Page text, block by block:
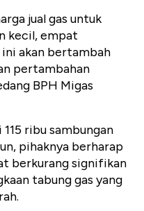
jual gas untuk
kecil, empat
akan bertambah
pertambahan
BPH Migas
ribu sambungan
pihaknya berharap
berkurang signifikan
tabung gas yang